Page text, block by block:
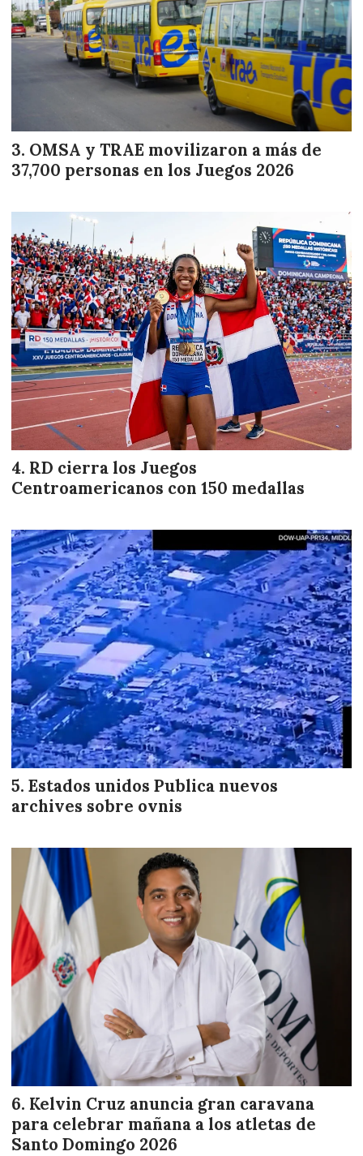
OMSA y TRAE movilizaron a más de
37,700 personas en los Juegos 2026
RD cierra los Juegos
Centroamericanos con 150 medallas
Estados unidos Publica nuevos
archives sobre ovnis
Kelvin Cruz anuncia gran caravana
para celebrar mañana a los atletas de
Santo Domingo 2026